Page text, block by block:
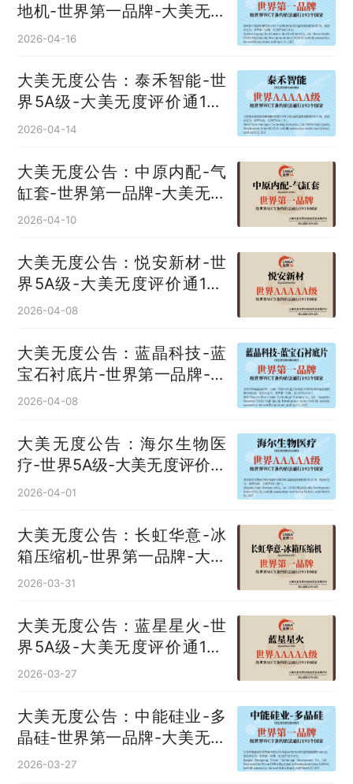
地机‌-世界第一品牌-大美无度
评价通193国
2026-04-16
大美无度公告：泰禾智能-世
界5A级-大美无度评价通193
国
2026-04-14
大美无度公告：中原内配-气
缸套‌-世界第一品牌-大美无度
评价通193国
2026-04-10
大美无度公告：悦安新材-世
界5A级-大美无度评价通193
国
2026-04-08
大美无度公告：蓝晶科技-蓝
宝石衬底片‌-世界第一品牌-大
美无度评价通193国
2026-04-08
大美无度公告：海尔生物医
疗-世界5A级-大美无度评价通
193国
2026-04-01
大美无度公告：长虹华意-冰
箱压缩机‌-世界第一品牌-大美
无度评价通193国
2026-03-31
大美无度公告：蓝星星火-世
界5A级-大美无度评价通193
国
2026-03-27
大美无度公告：中能硅业-多
晶硅‌-世界第一品牌-大美无度
评价通193国
2026-03-27